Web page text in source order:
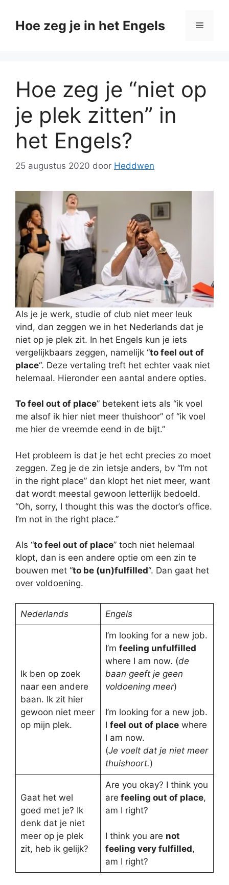
naarHoe zeg je in het Engels Menu
Hoe zeg je “niet op
je plek zitten” in
het Engels?
25 augustus 2020 door Heddwen
Als je je werk, studie of club niet meer leuk
vind, dan zeggen we in het Nederlands dat je
niet op je plek zit. In het Engels kun je iets
vergelijkbaars zeggen, namelijk “to feel out of
place“. Deze vertaling treft het echter vaak niet
helemaal. Hieronder een aantal andere opties.
To feel out of place” betekent iets als “ik voel
me alsof ik hier niet meer thuishoor” of “ik voel
me hier de vreemde eend in de bijt.”
Het probleem is dat je het echt precies zo moet
zeggen. Zeg je de zin ietsje anders, bv “I’m not
in the right place” dan klopt het niet meer, want
dat wordt meestal gewoon letterlijk bedoeld.
“Oh, sorry, I thought this was the doctor’s office.
I’m not in the right place.”
Als “to feel out of place” toch niet helemaal
klopt, dan is een andere optie om een zin te
bouwen met “to be (un)fulfilled“. Dan gaat het
over voldoening.
Nederlands Engels
Ik ben op zoek
naar een andere
baan. Ik zit hier
gewoon niet meer
op mijn plek.
I’m looking for a new job.
I’m feeling unfulfilled
where I am now. (de
baan geeft je geen
voldoening meer)
I’m looking for a new job.
I feel out of placewhere
I am now.
(Je voelt dat je niet meer
thuishoort.)
Gaat het wel
goed met je? Ik
denk dat je niet
meer op je plek
zit, heb ik gelijk?
Are you okay? I think you
are feeling out of place,
am I right?
I think you are not
feeling very fulfilled,
am I right?